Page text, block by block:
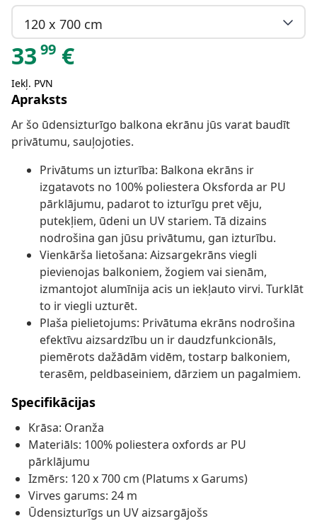
120 x 700 cm
33 99 €
Iekļ. PVN
Apraksts
Ar šo ūdensizturīgo balkona ekrānu jūs varat baudīt
privātumu, sauļojoties.
Privātums un izturība: Balkona ekrāns ir
izgatavots no 100% poliestera Oksforda ar PU
pārklājumu, padarot to izturīgu pret vēju,
putekļiem, ūdeni un UV stariem. Tā dizains
nodrošina gan jūsu privātumu, gan izturību.
Vienkārša lietošana: Aizsargekrāns viegli
pievienojas balkoniem, žogiem vai sienām,
izmantojot alumīnija acis un iekļauto virvi. Turklāt
to ir viegli uzturēt.
Plaša pielietojums: Privātuma ekrāns nodrošina
efektīvu aizsardzību un ir daudzfunkcionāls,
piemērots dažādām vidēm, tostarp balkoniem,
terasēm, peldbaseiniem, dārziem un pagalmiem.
Specifikācijas
Krāsa: Oranža
Materiāls: 100% poliestera oxfords ar PU
pārklājumu
Izmērs: 120 x 700 cm (Platums x Garums)
Virves garums: 24 m
Ūdensizturīgs un UV aizsargājošs